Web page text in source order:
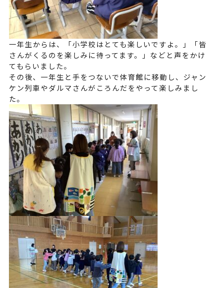
一年生からは、「小学校はとても楽しいですよ。」「皆
さんがくるのを楽しみに待ってます。」などと声をかけ
てもらいました。
その後、一年生と手をつないで体育館に移動し、ジャン
ケン列車やダルマさんがころんだをやって楽しみまし
た。